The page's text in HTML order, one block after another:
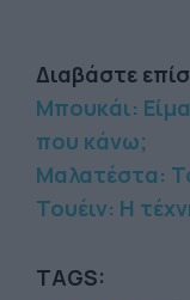
Διαβάστε
Μπουκάι:
που κάνω;
Μαλατέστα:
Τουέιν: Η
TAGS: